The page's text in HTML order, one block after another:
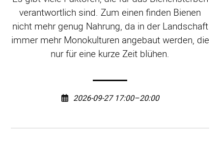
verantwortlich sind. Zum einen finden Bienen
nicht mehr genug Nahrung, da in der Landschaft
immer mehr Monokulturen angebaut werden, die
nur für eine kurze Zeit blühen.
2026-09-27 17:00–20:00